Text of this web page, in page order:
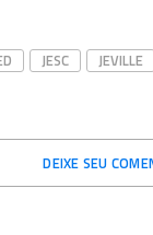
JESC JEVILLE
DEIXE SEU